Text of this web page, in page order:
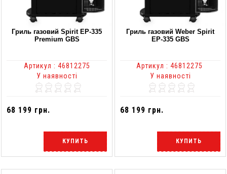
Гриль газовий Spirit EP-335
Premium GBS
Артикул : 46812275
У наявності
68 199 грн.
КУПИТЬ
Гриль газовий Weber Spirit
EP-335 GBS
Артикул : 46812275
У наявності
68 199 грн.
КУПИТЬ